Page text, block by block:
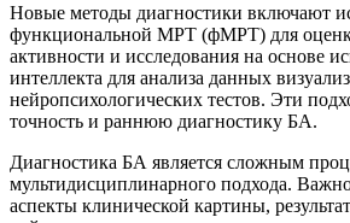
Новые методы диагностики включают
функциональной МРТ (фМРТ) для
активности и исследования на основе
интеллекта для анализа данных
нейропсихологических тестов. Эти
точность и раннюю диагностику БА.
Диагностика БА является сложным
мультидисциплинарного подхода.
аспекты клинической картины,